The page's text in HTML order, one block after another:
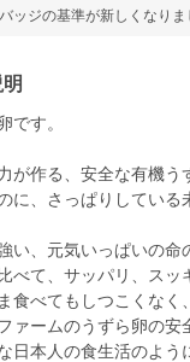
ッジの基準が新しくなりま
です。
が作る、安全な有機う
に、さっぱりしている
い、元気いっぱいの命
べて、サッパリ、スッ
食べてもしつこくなく
ァームのうずら卵の安
日本人の食生活のよう